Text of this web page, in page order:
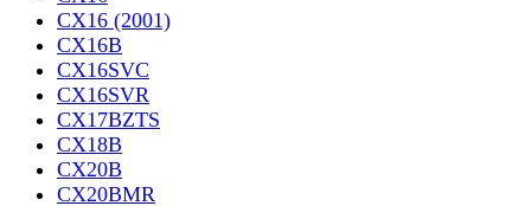
CX16 (2001)
CX16B
CX16SVC
CX16SVR
CX17BZTS
CX18B
CX20B
CX20BMR